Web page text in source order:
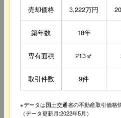
売却価格 3,222万円
築年数 18年
専有面積 213㎡
取引件数 9件
※データは国土交通省の不動産取引価格
（データ更新月:2022年5月）